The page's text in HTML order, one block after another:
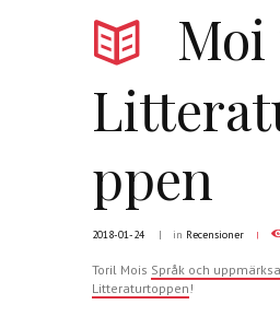
Moi
ppen
2018-01-24 in Recensioner
Toril Mois Språk och
Litteraturtoppen !